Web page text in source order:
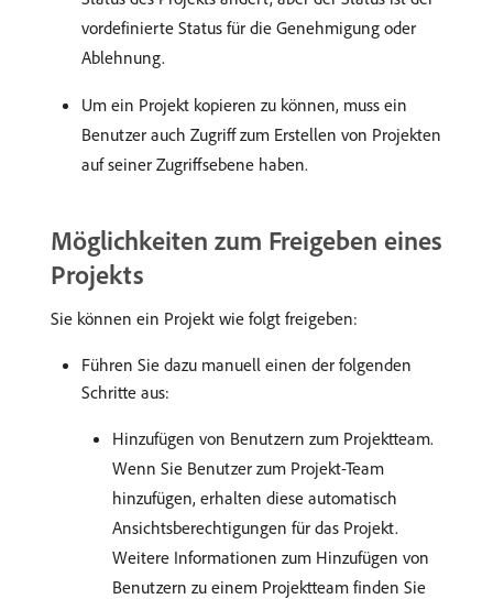
vordefinierte Status für die Genehmigung oder
Ablehnung.
Um ein Projekt kopieren zu können, muss ein
Benutzer auch Zugriff zum Erstellen von Projekten
auf seiner Zugriffsebene haben.
Möglichkeiten zum Freigeben eines
Projekts
Sie können ein Projekt wie folgt freigeben:
Führen Sie dazu manuell einen der folgenden
Schritte aus:
Hinzufügen von Benutzern zum Projektteam.
Wenn Sie Benutzer zum Projekt-Team
hinzufügen, erhalten diese automatisch
Ansichtsberechtigungen für das Projekt.
Weitere Informationen zum Hinzufügen von
Benutzern zu einem Projektteam finden Sie